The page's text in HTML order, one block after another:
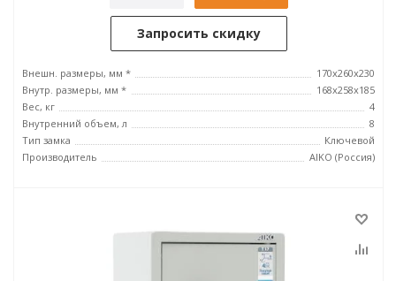
Запросить скидку
Внешн. размеры, мм *
170x260x230
Внутр. размеры, мм *
168x258x185
Вес, кг
4
Внутренний объем, л
8
Тип замка
Ключевой
Производитель
AIKO (Россия)